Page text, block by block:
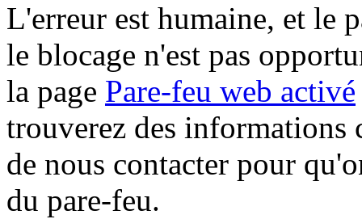
L'erreur est humaine, et le
le blocage n'est pas
la page Pare-feu web activé
trouverez des informations
de nous contacter pour
du pare-feu.